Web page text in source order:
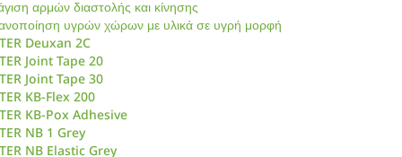
αρμών διαστολής και κίνησης
υγρών χώρων με υλικά σε υγρή μορφή
Deuxan 2C
Joint Tape 20
Joint Tape 30
KB-Flex 200
KB-Pox Adhesive
NB 1 Grey
NB Elastic Grey